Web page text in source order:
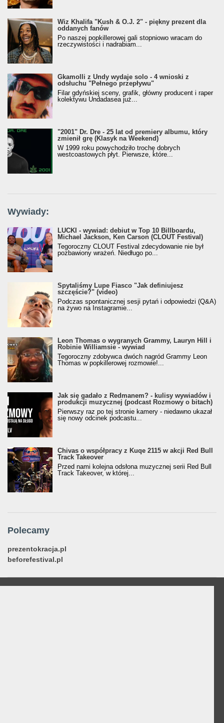
Wiz Khalifa "Kush & O.J. 2" - piękny prezent dla
oddanych fanów
Po naszej popkillerowej gali stopniowo wracam do
rzeczywistości i nadrabiam...
Gkamolli z Undy wydaje solo - 4 wnioski z
odsłuchu "Pełnego przepływu"
Filar gdyńskiej sceny, grafik, główny producent i raper
kolektywu Undadasea już...
"2001" Dr. Dre - 25 lat od premiery albumu, który
zmienił grę (Klasyk na Weekend)
W 1999 roku powychodziło trochę dobrych
westcoastowych płyt. Pierwsze, które...
Wywiady:
LUCKI - wywiad: debiut w Top 10 Billboardu,
Michael Jackson, Ken Carson (CLOUT Festival)
Tegoroczny CLOUT Festival zdecydowanie nie był
pozbawiony wrażeń. Niedługo po...
Spytaliśmy Lupe Fiasco "Jak definiujesz
szczęście?" (video)
Podczas spontanicznej sesji pytań i odpowiedzi (Q&A)
na żywo na Instagramie...
Leon Thomas o wygranych Grammy, Lauryn Hill i
Robinie Williamsie - wywiad
Tegoroczny zdobywca dwóch nagród Grammy Leon
Thomas w popkillerowej rozmowie!...
Jak się gadało z Redmanem? - kulisy wywiadów i
produkcji muzycznej (podcast Rozmowy o bitach)
Pierwszy raz po tej stronie kamery - niedawno ukazał
się nowy odcinek podcastu...
Chivas o współpracy z Kuqe 2115 w akcji Red Bull
Track Takeover
Przed nami kolejna odsłona muzycznej serii Red Bull
Track Takeover, w której...
Polecamy
prezentokracja.pl
beforefestival.pl